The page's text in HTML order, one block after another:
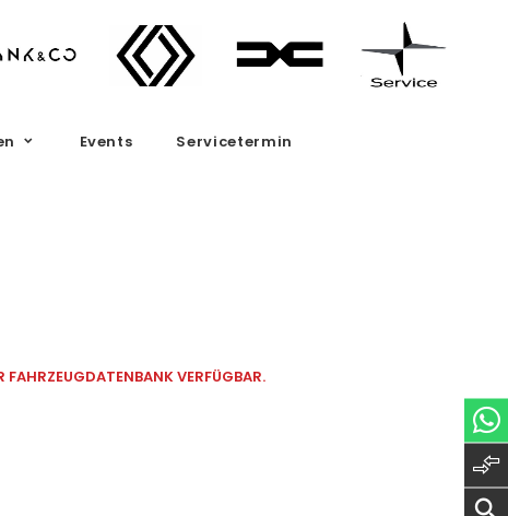
Events Servicetermin
VERFÜGBAR.